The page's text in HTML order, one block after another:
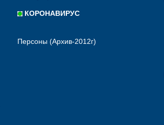
КОРОНАВИРУС
Персоны (Архив-2012г)